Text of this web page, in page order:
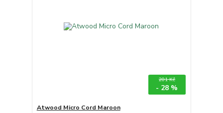
201 Kč
- 28 %
Atwood Micro Cord Maroon